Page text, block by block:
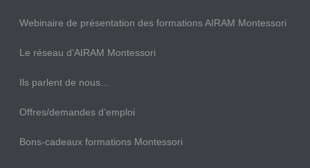
Webinaire de présentation des formations AIRAM Montessori
Le réseau d’AIRAM Montessori
Ils parlent de nous…
Offres/demandes d’emploi
Bons-cadeaux formations Montessori